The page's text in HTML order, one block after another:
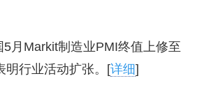
月Markit制造业PMI终值上修至
明行业活动扩张。[详细]